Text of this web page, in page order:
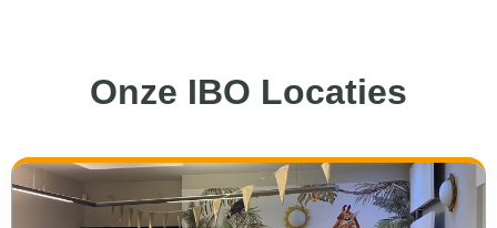
Onze IBO Locaties